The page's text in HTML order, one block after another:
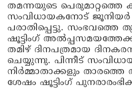
തമന്നയുടെ പെരുമാറ്റത്തെ
സംവിധായകനോട്
പരാതിപ്പെട്ടു. സംഭവത്തെ
ഷൂട്ടിംഗ്
തമിഴ് ദിനപത്രമായ ദിനകരൻ
ചെയ്യുന്നു. പിന്നീട്
നിർമ്മാതാക്കളും താരത്തെ
ശേഷം ഷൂട്ടിംഗ്